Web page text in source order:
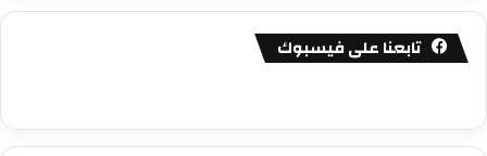
تابعنا على فيسبوك